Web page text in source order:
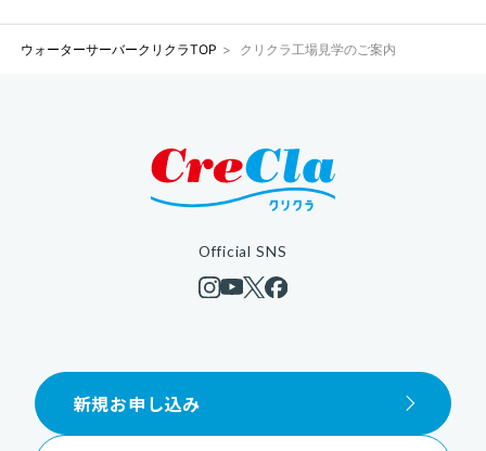
ウォーターサーバークリクラTOP クリクラ工場見学のご案内
Official SNS
新規お申し込み